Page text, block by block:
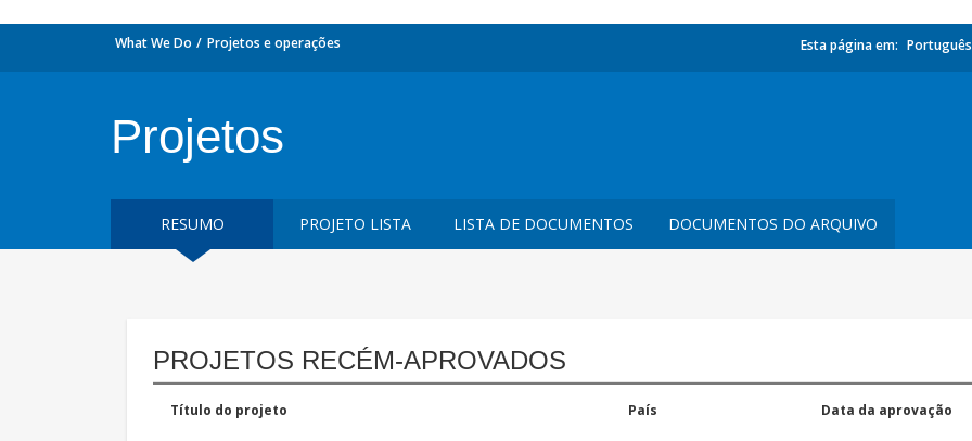
What We Do Projetos e operações Esta página em: Português
Projetos
RESUMO PROJETO LISTA LISTA DE DOCUMENTOS DOCUMENTOS DO ARQUIVO
PROJETOS RECÉM-APROVADOS
Título do projeto País Data da aprovação